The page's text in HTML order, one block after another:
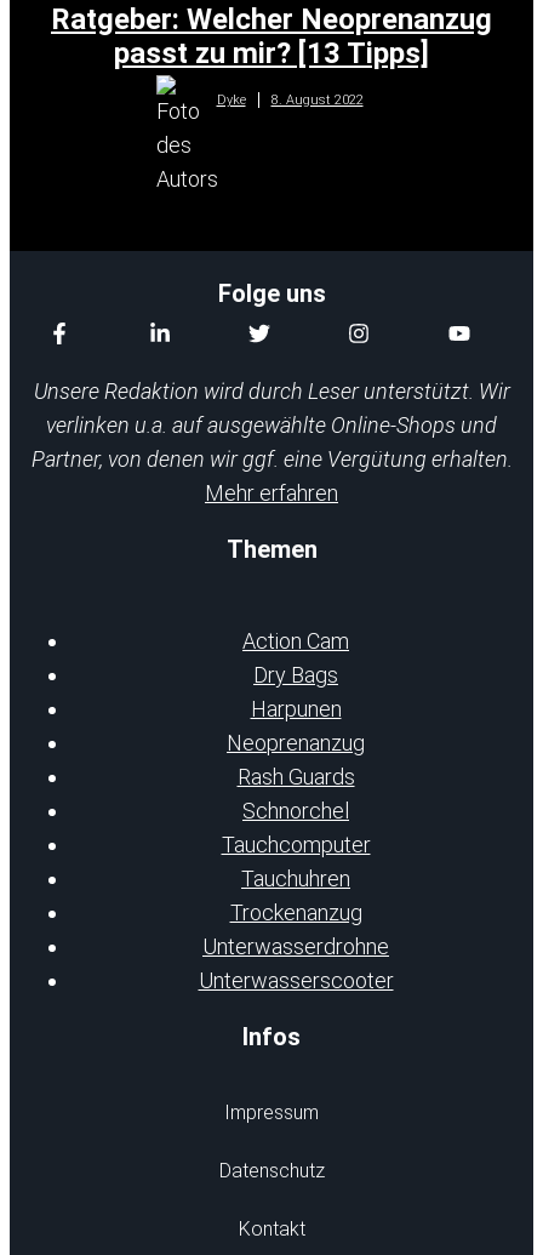
Ratgeber: Welcher Neoprenanzug
passt zu mir? [13 Tipps]
Dyke 8. August 2022
Folge uns
Unsere Redaktion wird durch Leser unterstützt. Wir
verlinken u.a. auf ausgewählte Online-Shops und
Partner, von denen wir ggf. eine Vergütung erhalten.
Mehr erfahren
Themen
Action Cam
Dry Bags
Harpunen
Neoprenanzug
Rash Guards
Schnorchel
Tauchcomputer
Tauchuhren
Trockenanzug
Unterwasserdrohne
Unterwasserscooter
Infos
Impressum
Datenschutz
Kontakt